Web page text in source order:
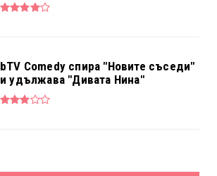
bTV Comedy спира "Новите съседи"
и удължава "Дивата Нина"